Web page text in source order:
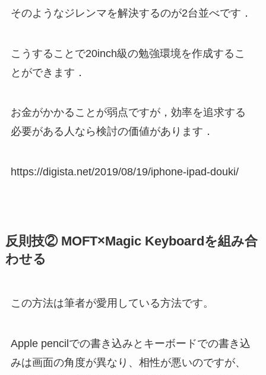
そのようなジレンマを解決するのが2台並べです．
こうすることで20inch級の勉強環境を作成するこ
とができます．
お金がかかることが弱点ですが，効率を追求する
必要がある人なら検討の価値があります．
https://digista.net/2019/08/19/iphone-ipad-douki/
反則技② MOFT×Magic Keyboardを組み合
わせる
この方法は筆者が愛用している方法です。
Apple pencilでの書き込みとキーボードでの書き込
みは画面の角度が異なり、相性が悪いのですが、